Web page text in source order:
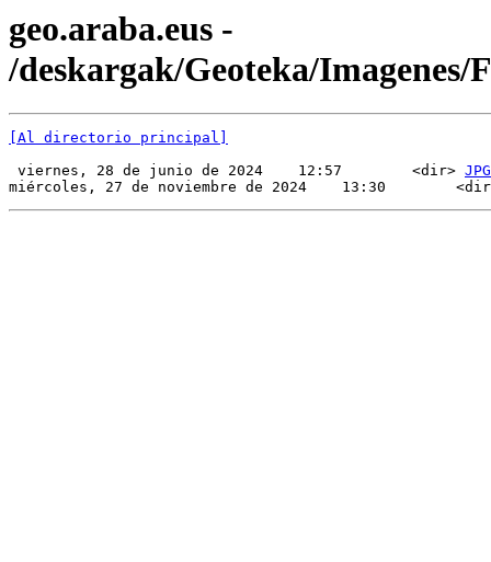
geo.araba.eus -
/deskargak/Geoteka/Imagenes/
[Al directorio principal]
viernes, 28 de junio de 2024    12:57        <dir> JPG
miércoles, 27 de noviembre de 2024    13:30